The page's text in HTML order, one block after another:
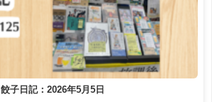
餃子日記：2026年5月5日